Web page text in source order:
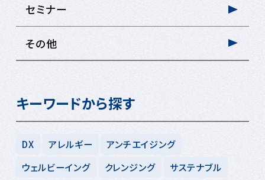
セミナー
その他
キーワードから探す
DX アレルギー
アンチエイジング
ウェルビーイング
クレンジング
サステナブル